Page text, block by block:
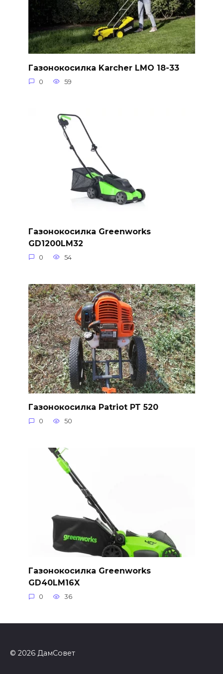
Газонокосилка Karcher LMO 18-33
0 59
Газонокосилка Greenworks
GD1200LM32
0 54
Газонокосилка Patriot PT 520
0 50
Газонокосилка Greenworks
GD40LM16X
0 36
© 2026 ДамСовет